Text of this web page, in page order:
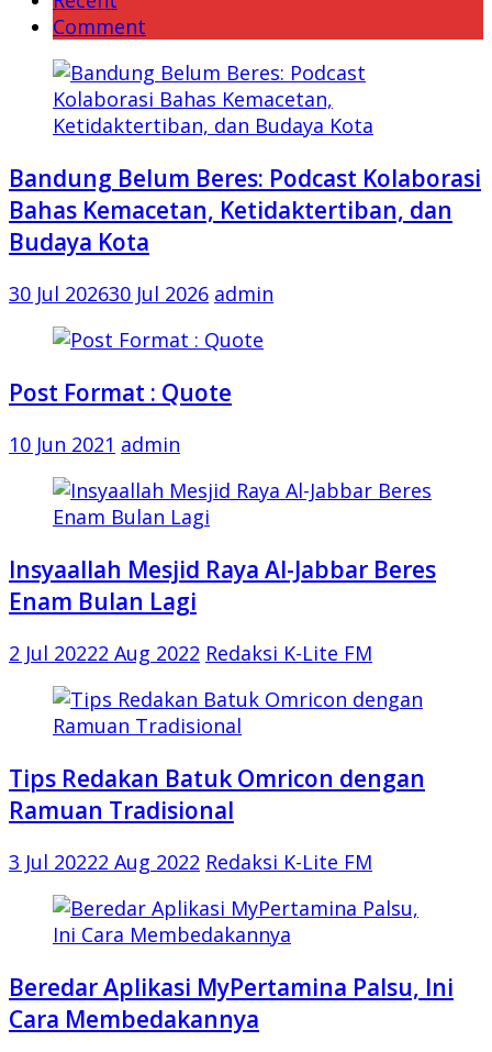
Comment
Bandung Belum Beres: Podcast Kolaborasi
Bahas Kemacetan, Ketidaktertiban, dan
Budaya Kota
30 Jul 202630 Jul 2026 admin
Post Format : Quote
10 Jun 2021 admin
Insyaallah Mesjid Raya Al-Jabbar Beres
Enam Bulan Lagi
2 Jul 20222 Aug 2022 Redaksi K-Lite FM
Tips Redakan Batuk Omricon dengan
Ramuan Tradisional
3 Jul 20222 Aug 2022 Redaksi K-Lite FM
Beredar Aplikasi MyPertamina Palsu, Ini
Cara Membedakannya